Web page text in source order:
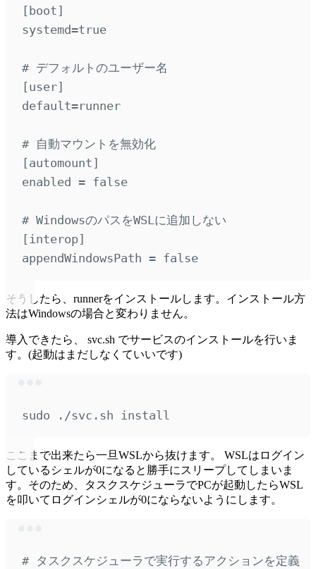
[ boot ]
systemd=true
# デフォルトのユーザー名
[user]
default=runner
# 自動マウントを無効化
[automount ]
enabled = false
# WindowsのパスをWSLに追加しない
[interop]
appendWindowsPath = false
そうしたら、runnerをインストールします。インストール方
法はWindowsの場合と変わりません。
導入できたら、 svc.sh でサービスのインストールを行いま
す。(起動はまだしなくていいです)
sudo ./svc.sh install
ここまで出来たら一旦WSLから抜けます。 WSLはログイン
しているシェルが0になると勝手にスリープしてしまいま
す。そのため、タスクスケジューラでPCが起動したらWSL
を叩いてログインシェルが0にならないようにします。
# タスクスケジューラで実行するアクションを定義